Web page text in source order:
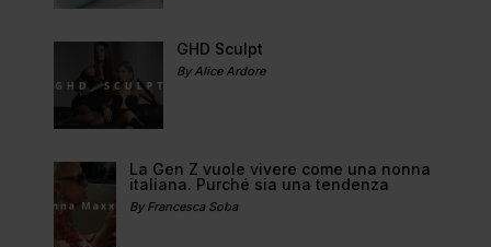
GHD Sculpt
By Alice Ardore
La Gen Z vuole vivere come una nonna
italiana. Purché sia una tendenza
By Francesca Soba